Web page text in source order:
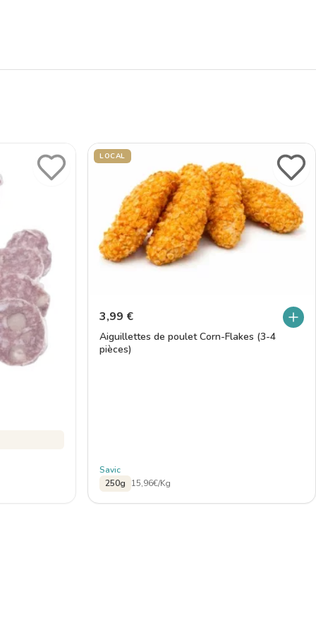
LOCAL
3,99 €
Aiguillettes de poulet Corn-Flakes (3-4
pièces)
Savic
250g
15,96€/Kg